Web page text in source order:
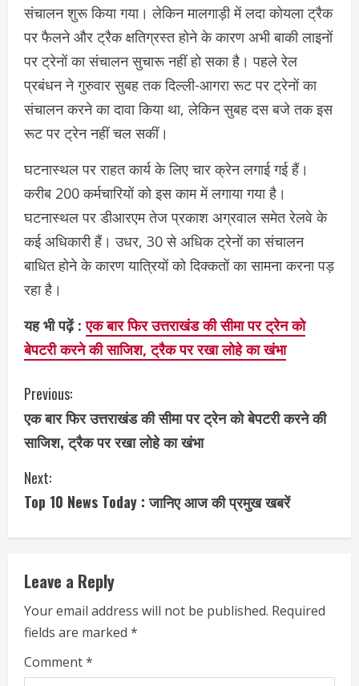
संचालन शुरू किया गया। लेकिन मालगाड़ी में लदा कोयला ट्रैक
पर फैलने और ट्रैक क्षतिग्रस्त होने के कारण अभी बाकी लाइनों
पर ट्रेनों का संचालन सुचारू नहीं हो सका है। पहले रेल
प्रबंधन ने गुरुवार सुबह तक दिल्ली-आगरा रूट पर ट्रेनों का
संचालन करने का दावा किया था, लेकिन सुबह दस बजे तक इस
रूट पर ट्रेन नहीं चल सकीं।
घटनास्थल पर राहत कार्य के लिए चार क्रेन लगाई गई हैं।
करीब 200 कर्मचारियों को इस काम में लगाया गया है।
घटनास्थल पर डीआरएम तेज प्रकाश अग्रवाल समेत रेलवे के
कई अधिकारी हैं। उधर, 30 से अधिक ट्रेनों का संचालन
बाधित होने के कारण यात्रियों को दिक्कतों का सामना करना पड़
रहा है।
यह भी पढ़ें :एक बार फिर उत्तराखंड की सीमा पर ट्रेन को
बेपटरी करने की साजिश, ट्रैक पर रखा लोहे का खंभा
C
o
n
t
i
n
u
e
R
Previous:
एक बार फिर उत्तराखंड की सीमा पर ट्रेन को बेपटरी करने की
साजिश, ट्रैक पर रखा लोहे का खंभा
Next:
Top 10 News Today : जानिए आज की प्रमुख खबरें
Leave a Reply
Your email address will not be published. Required
fields are marked *
Comment*